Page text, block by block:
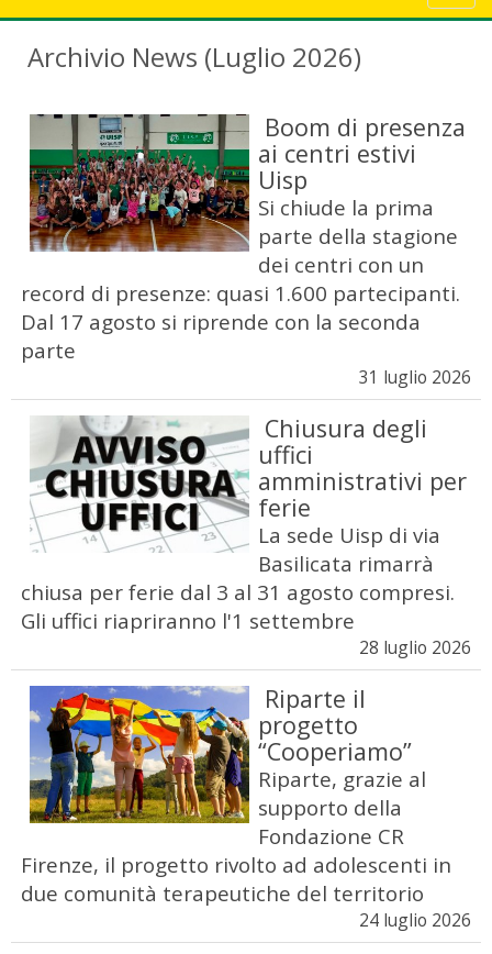
Archivio News (Luglio 2026)
Boom di presenza
ai centri estivi
Uisp
Si chiude la prima
parte della stagione
dei centri con un
record di presenze: quasi 1.600 partecipanti.
Dal 17 agosto si riprende con la seconda
parte
31 luglio 2026
Chiusura degli
uffici
amministrativi per
ferie
La sede Uisp di via
Basilicata rimarrà
chiusa per ferie dal 3 al 31 agosto compresi.
Gli uffici riapriranno l'1 settembre
28 luglio 2026
Riparte il
progetto
“Cooperiamo”
Riparte, grazie al
supporto della
Fondazione CR
Firenze, il progetto rivolto ad adolescenti in
due comunità terapeutiche del territorio
24 luglio 2026